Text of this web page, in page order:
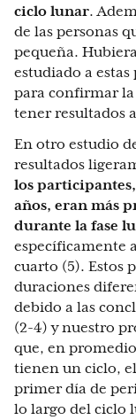
ciclo lunar.
de las personas
pequeña.
estudiado a
para confirmar la
tener resultados
En otro estudio
resultados
los participantes,
años, eran más
durante la fase
específicamente
cuarto (5). Estos
duraciones
debido a las
(2-4) y nuestro
que, en
tienen un ciclo,
primer día de
lo largo del ciclo